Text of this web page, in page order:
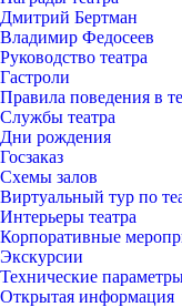
Дмитрий Бертман
Владимир Федосеев
Руководство театра
Гастроли
Правила поведения в
Службы театра
Дни рождения
Госзаказ
Схемы залов
Виртуальный тур по
Интерьеры театра
Корпоративные
Экскурсии
Технические
Открытая информация